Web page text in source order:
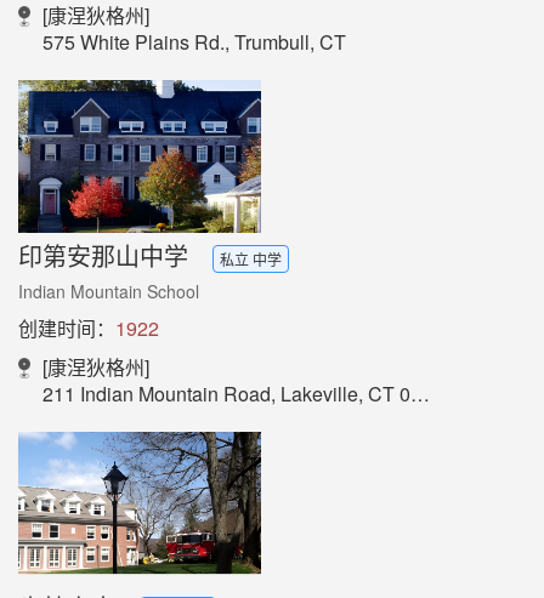
[康涅狄格州]
575 White Plains Rd., Trumbull, CT
印第安那山中学 私立 中学
Indian Mountain School
创建时间： 1922
[康涅狄格州]
211 Indian Mountain Road, Lakeville, CT 06039